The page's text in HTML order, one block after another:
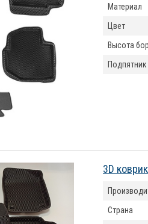
Материал
Цвет
Высота
Подпятник
3D
Страна